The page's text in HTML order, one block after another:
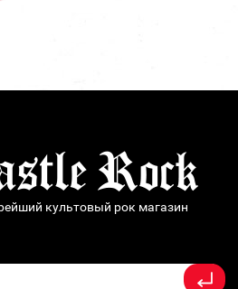
культовый рок магазин